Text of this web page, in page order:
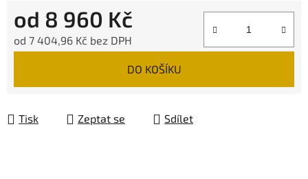
od 8 960 Kč
od 7 404,96 Kč bez DPH
DO KOŠÍKU
Tisk Zeptat se Sdílet